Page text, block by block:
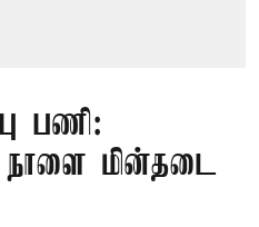
பணி:
நாளை மின்தடை